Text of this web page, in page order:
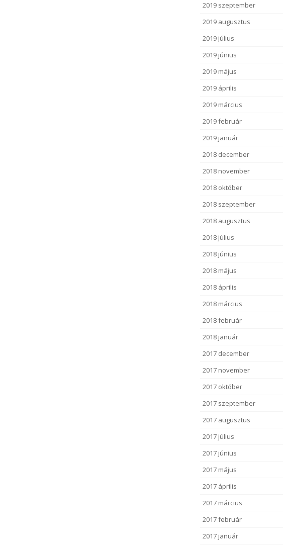
2019 szeptember
2019 augusztus
2019 július
2019 június
2019 május
2019 április
2019 március
2019 február
2019 január
2018 december
2018 november
2018 október
2018 szeptember
2018 augusztus
2018 július
2018 június
2018 május
2018 április
2018 március
2018 február
2018 január
2017 december
2017 november
2017 október
2017 szeptember
2017 augusztus
2017 július
2017 június
2017 május
2017 április
2017 március
2017 február
2017 január